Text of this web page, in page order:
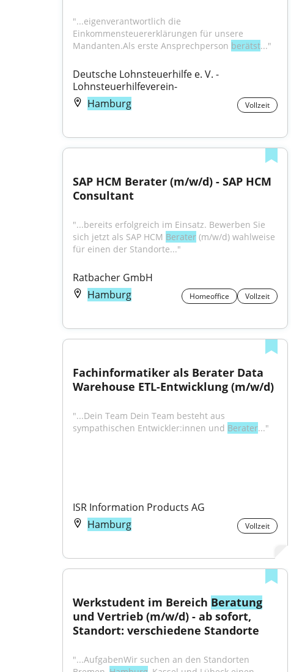
"...eigenverantwortlich die
Einkommensteuererklärungen für unsere
Mandanten.Als erste Ansprechperson berätst..."
Deutsche Lohnsteuerhilfe e. V. -
Lohnsteuerhilfeverein-
Hamburg
Vollzeit
SAP HCM Berater (m/w/d) - SAP HCM
Consultant
"...bereits erfolgreich im Einsatz. Bewerben Sie
sich jetzt als SAP HCM Berater (m/w/d) wahlweise
für einen der Standorte..."
Ratbacher GmbH
Hamburg
Homeoffice Vollzeit
Fachinformatiker als Berater Data
Warehouse ETL-Entwicklung (m/w/d)
"...Dein Team Dein Team besteht aus
sympathischen Entwickler:innen und Berater..."
ISR Information Products AG
Hamburg
Vollzeit
Werkstudent im Bereich Beratung
und Vertrieb (m/w/d) - ab sofort,
Standort: verschiedene Standorte
"...AufgabenWir suchen an den Standorten